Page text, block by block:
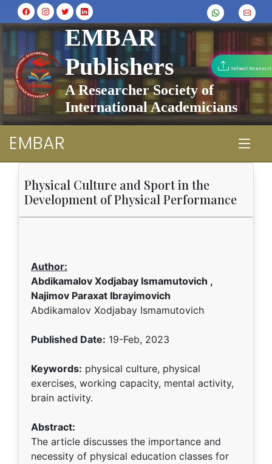
EMBAR
Publishers
A Researcher Society of
International Academicians
EMBAR
Physical Culture and Sport in the
Development of Physical Performance
Author:
Abdikamalov Xodjabay Ismamutovich ,
Najimov Paraxat Ibrayimovich
Abdikamalov Xodjabay Ismamutovich
Published Date: 19-Feb, 2023
Keywords: physical culture, physical
exercises, working capacity, mental activity,
brain activity.
Abstract:
The article discusses the importance and
necessity of physical education classes for
Submit